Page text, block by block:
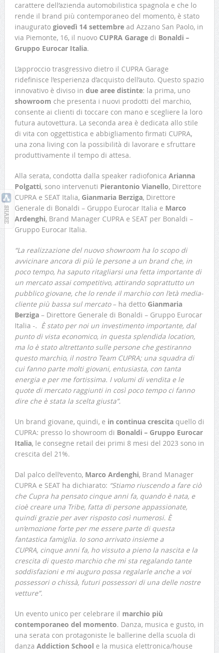
carattere dell’azienda automobilistica spagnola e che lo
rende il brand più contemporaneo del momento, è stato
inaugurato giovedì 14 settembread Azzano San Paolo, in
via Piemonte, 16, il nuovo CUPRA Garagedi Bonaldi –
Gruppo Eurocar Italia.
L’approccio trasgressivo dietro il CUPRA Garage
ridefinisce l’esperienza d’acquisto dell’auto. Questo spazio
innovativo è diviso in due aree distinte: la prima, uno
showroom che presenta i nuovi prodotti del marchio,
consente ai clienti di toccare con mano e scegliere la loro
futura autovettura. La seconda area è dedicata allo stile
di vita con oggettistica e abbigliamento firmati CUPRA,
una zona living con la possibilità di lavorare e sfruttare
produttivamente il tempo di attesa.
Alla serata, condotta dalla speaker radiofonica Arianna
Polgatti, sono intervenuti Pierantonio Vianello, Direttore
CUPRA e SEAT Italia,Gianmaria Berziga, Direttore
Generale di Bonaldi – Gruppo Eurocar Italia e Marco
Ardenghi, Brand Manager CUPRA e SEAT per Bonaldi –
Gruppo Eurocar Italia.
“La realizzazione del nuovo showroom ha lo scopo di
avvicinare ancora di più le persone a un brand che, in
poco tempo, ha saputo ritagliarsi una fetta importante di
un mercato assai competitivo, attirando soprattutto un
pubblico giovane, che lo rende il marchio con l’età media-
cliente più bassa sul mercato– ha detto Gianmaria
Berziga– Direttore Generale di Bonaldi – Gruppo Eurocar
Italia -. È stato per noi un investimento importante, dal
punto di vista economico, in questa splendida location,
ma lo è stato altrettanto sulle persone che gestiranno
questo marchio, il nostro Team CUPRA; una squadra di
cui fanno parte molti giovani, entusiasta, con tanta
energia e per me fortissima. I volumi di vendita e le
quote di mercato raggiunti in così poco tempo ci fanno
dire che è stata la scelta giusta”.
Un brand giovane, quindi, e in continua crescitaquello di
CUPRA: presso lo showroom di Bonaldi – Gruppo Eurocar
Italia, le consegne retail dei primi 8 mesi del 2023 sono in
crescita del 21%.
Dal palco dell’evento, Marco Ardenghi, Brand Manager
CUPRA e SEAT ha dichiarato: “Stiamo riuscendo a fare ciò
che Cupra ha pensato cinque anni fa, quando è nata, e
cioè creare una Tribe, fatta di persone appassionate,
quindi grazie per aver risposto così numerosi. È
un’emozione forte per me essere parte di questa
fantastica famiglia. Io sono arrivato insieme a
CUPRA, cinque anni fa, ho vissuto a pieno la nascita e la
crescita di questo marchio che mi sta regalando tante
soddisfazioni e mi auguro possa regalarle anche a voi
possessori o chissà, futuri possessori di una delle nostre
vetture”.
Un evento unico per celebrare il marchio più
contemporaneo del momento. Danza, musica e gusto, in
una serata con protagoniste le ballerine della scuola di
danza Addiction School e la musica elettronica/house